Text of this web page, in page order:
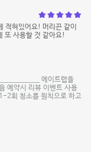
적혀있어요! 머리끈 같이
또 사용할 것 같아요!
에이트랩을
예약시 리뷰 이벤트 사용
2회 청소를 원칙으로 하고